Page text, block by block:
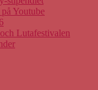
Youtube
Lutafestivalen